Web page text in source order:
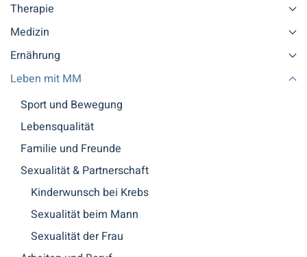
Therapie
Medizin
Ernährung
Leben mit MM
Sport und Bewegung
Lebensqualität
Familie und Freunde
Sexualität & Partnerschaft
Kinderwunsch bei Krebs
Sexualität beim Mann
Sexualität der Frau